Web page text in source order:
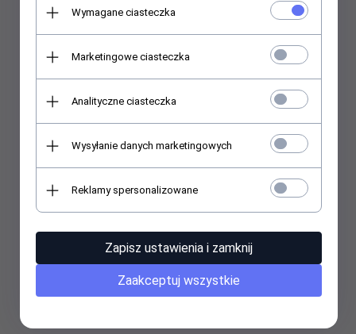
Wymagane ciasteczka
Marketingowe ciasteczka
Analityczne ciasteczka
Wysyłanie danych marketingowych
Reklamy spersonalizowane
Zapisz ustawienia i zamknij
Zaakceptuj wszystkie